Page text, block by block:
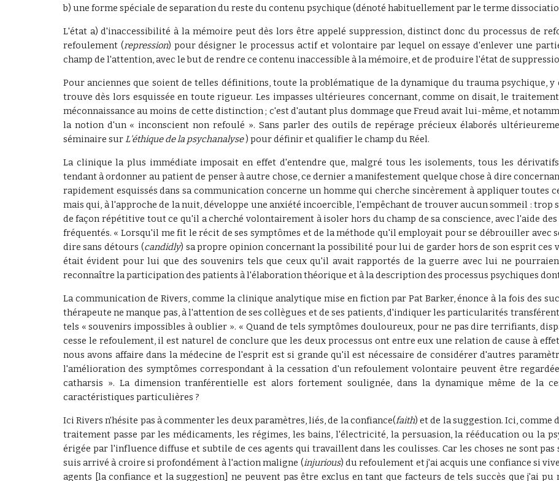
b) une forme spéciale de separation du reste du contenu psychique (dénoté habituellement par le terme
L'état a) d'inaccessibilité à la mémoire peut dès lors être appelé suppression, distinct donc du processus de
refoulement (repression) pour désigner le processus actif et volontaire par lequel on essaye d'enlever une
champ de l'attention, avec le but de rendre ce contenu inaccessible à la mémoire, et de produire l'état de
Pour anciennes que soient de telles définitions, toute la problématique de la dynamique du trauma psychique,
trouve dès lors esquissée en toute rigueur. Les impasses ultérieures concernant, comme on disait, le
méconnaissance au moins de cette distinction ; c'est d'autant plus dommage que Freud avait lui-même, et
la notion d'un « inconscient non refoulé ». Sans parler des outils de repérage précieux élaborés
séminaire surL'éthique de la psychanalyse) pour définir et qualifier le champ du Réel.
La clinique la plus immédiate imposait en effet d'entendre que, malgré tous les isolements, tous les
tendant à ordonner au patient de penser à autre chose, ce dernier a manifestement quelque chose à dire
rapidement esquissés dans sa communication concerne un homme qui cherche sincèrement à appliquer toutes
mais qui, à l'approche de la nuit, développe une anxiété incoercible, l'empêchant de trouver aucun sommeil :
de façon répétitive tout ce qu'il a cherché volontairement à isoler hors du champ de sa conscience, avec l'aide
fréquentés. « Lorsqu'il me fit le récit de ses symptômes et de la méthode qu'il employait pour se débrouiller avec
dire sans détours (candidly) sa propre opinion concernant la possibilité pour lui de garder hors de son esprit
était évident pour lui que des souvenirs tels que ceux qu'il avait rapportés de la guerre avec lui ne
reconnaître la participation des patients à l'élaboration théorique et à la description des processus psychiques
La communication de Rivers, comme la clinique analytique mise en fiction par Pat Barker, énonce à la fois des
thérapeute ne manque pas, à l'attention de ses collègues et de ses patients, d'indiquer les particularités
tels « souvenirs impossibles à oublier ». « Quand de tels symptômes douloureux, pour ne pas dire terrifiants,
cesse le refoulement, il est naturel de conclure que les deux processus ont entre eux une relation de cause à
nous avons affaire dans la médecine de l'esprit est si grande qu'il est nécessaire de considérer d'autres
l'amélioration des symptômes correspondant à la cessation d'un refoulement volontaire peuvent être
catharsis ». La dimension tranférentielle est alors fortement soulignée, dans la dynamique même de la
caractéristiques particulières ?
Ici Rivers n'hésite pas à commenter les deux paramètres, liés, de la confiance(faith) et de la suggestion. Ici, comme
traitement passe par les médicaments, les régimes, les bains, l'électricité, la persuasion, la rééducation ou la
érigée par l'influence diffuse et subtile de ces agents qui travaillent dans les coulisses. Car les choses ne sont
suis arrivé à croire si profondément à l'action maligne (injurious) du refoulement et j'ai acquis une confiance si
agents [la confiance et la suggestion] ne peuvent pas être exclus en tant que facteurs de tels succès que j'ai